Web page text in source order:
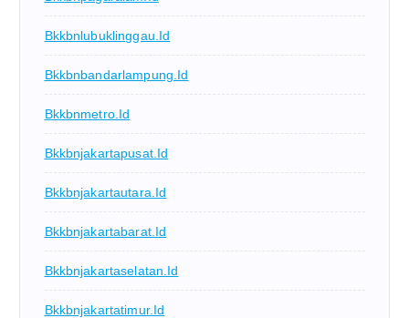
Bkkbnlubuklinggau.id
Bkkbnbandarlampung.id
Bkkbnmetro.id
Bkkbnjakartapusat.id
Bkkbnjakartautara.id
Bkkbnjakartabarat.id
Bkkbnjakartaselatan.id
Bkkbnjakartatimur.id